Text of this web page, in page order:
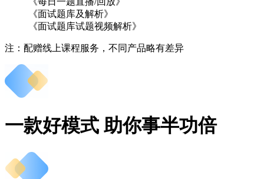
《面试题库及解析》
《面试题库试题视频解析》
注：配赠线上课程服务，不同产品略有差异
一款好模式 助你事半功倍